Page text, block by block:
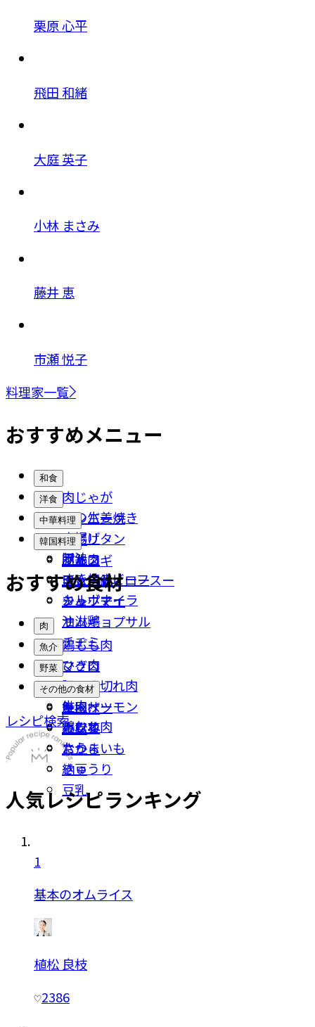
栗原 心平
飛田 和緒
大庭 英子
小林 まさみ
藤井 恵
市瀬 悦子
料理家一覧
おすすめメニュー
和食
肉じゃが
豚の生姜焼き
唐揚げ
豚汁
すき焼き
洋食
ハンバーグ
ナポリタン
ポトフ
ローストビーフ
カルボナーラ
中華料理
餃子
回鍋肉
チンジャオロースー
シュウマイ
油淋鶏
韓国料理
プルコギ
キムチ鍋
チャプチェ
サムギョプサル
チヂミ
おすすめ食材
肉
鶏もも肉
ひき肉
豚こま切れ肉
牛肉
鶏むね肉
魚介
マグロ
イカ
鮭・サーモン
カツオ
たら
野菜
なす
キャベツ
小松菜
さつまいも
きゅうり
その他の食材
厚揚げ
豆腐
おから
納豆
豆乳
レシピ検索
人気レシピランキング
1
基本のオムライス
植松 良枝
2386